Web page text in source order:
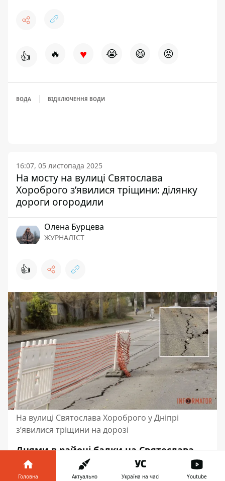
👍 🔥 ♥ 😭 😆 😡
ВОДА ВІДКЛЮЧЕННЯ ВОДИ
16:07, 05 листопада 2025
На мосту на вулиці Святослава
Хороброго з’явилися тріщини: ділянку
дороги огородили
Олена Бурцева
ЖУРНАЛІСТ
👍
На вулиці Святослава Хороброго у Дніпрі
з’явилися тріщини на дорозі
Днями в районі балки на Святослава
Хороброго у Дніпрі помітили глибокі
поздовжні тріщини в асфальті.
Головна Актуально Україна на часі Youtube